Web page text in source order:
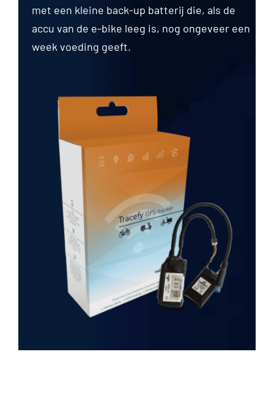
met een kleine back-up batterij die, als de
accu van de e-bike leeg is, nog ongeveer een
week voeding geeft.